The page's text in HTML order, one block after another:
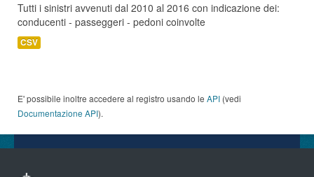
Tutti i sinistri avvenuti dal 2010 al 2016 con indicazione dei:
conducenti - passeggeri - pedoni coinvolte
CSV
E' possibile inoltre accedere al registro usando le API (vedi
Documentazione API).